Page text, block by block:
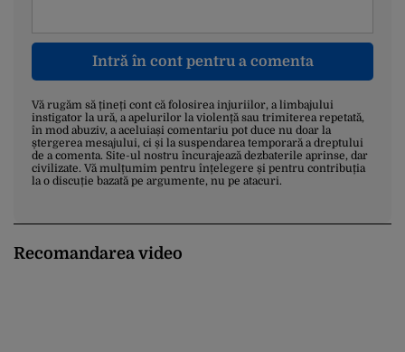
Intră în cont pentru a comenta
Vă rugăm să țineți cont că folosirea injuriilor, a limbajului
instigator la ură, a apelurilor la violență sau trimiterea repetată,
în mod abuziv, a aceluiași comentariu pot duce nu doar la
ștergerea mesajului, ci și la suspendarea temporară a dreptului
de a comenta. Site-ul nostru încurajează dezbaterile aprinse, dar
civilizate. Vă mulțumim pentru înțelegere și pentru contribuția
la o discuție bazată pe argumente, nu pe atacuri.
Recomandarea video